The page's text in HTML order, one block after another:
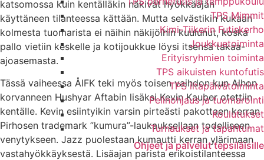
TPS Mimmit
Kimi-Tiikerin Futiskerho
Joukkuetoiminta
Erityisryhmien toiminta
TPS aikuisten kuntofutis
TPS iltapäivätoiminta
Pelinohjaus ja tuomarointi
Koulutukset
Turnaukset ja tapahtumat
Ohjeet ja palvelut tepsiläisille
katsomossa kuin kentälläkin näkivät hyökkääjän
käyttäneen tilanteessa kättään. Mutta selvästikin kukaan
kolmesta tuomarista ei näihin näkijöihin kuulunut, koska
pallo vietiin keskelle ja kotijoukkue löysi itsensä takaa-
ajoasemasta.
Tässä vaiheessa ÅIFK teki myös toisen vaihdon kun Alhon
korvanneen Hushyar Aftabin lisäksi Kevin Kauber otettiin
kentälle. Kevin esiintyikin varsin pirteästi pakottaen kerran
Pirhosen trademark ”kumura”-laukauksellaan todelliseen
venytykseen. Jazz puolestaan kumautti kerran ylärimaan
vastahyökkäyksestä. Lisäajan parista erikoistilanteessa